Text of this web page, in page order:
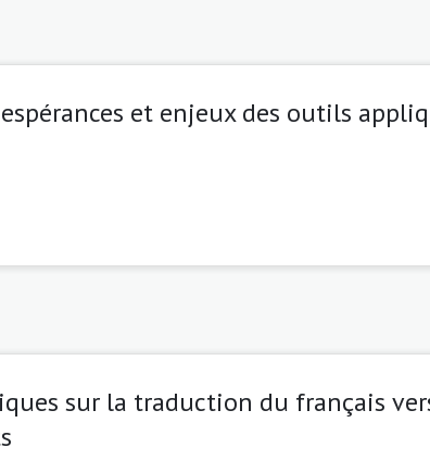
et enjeux des outils
sur la traduction du français